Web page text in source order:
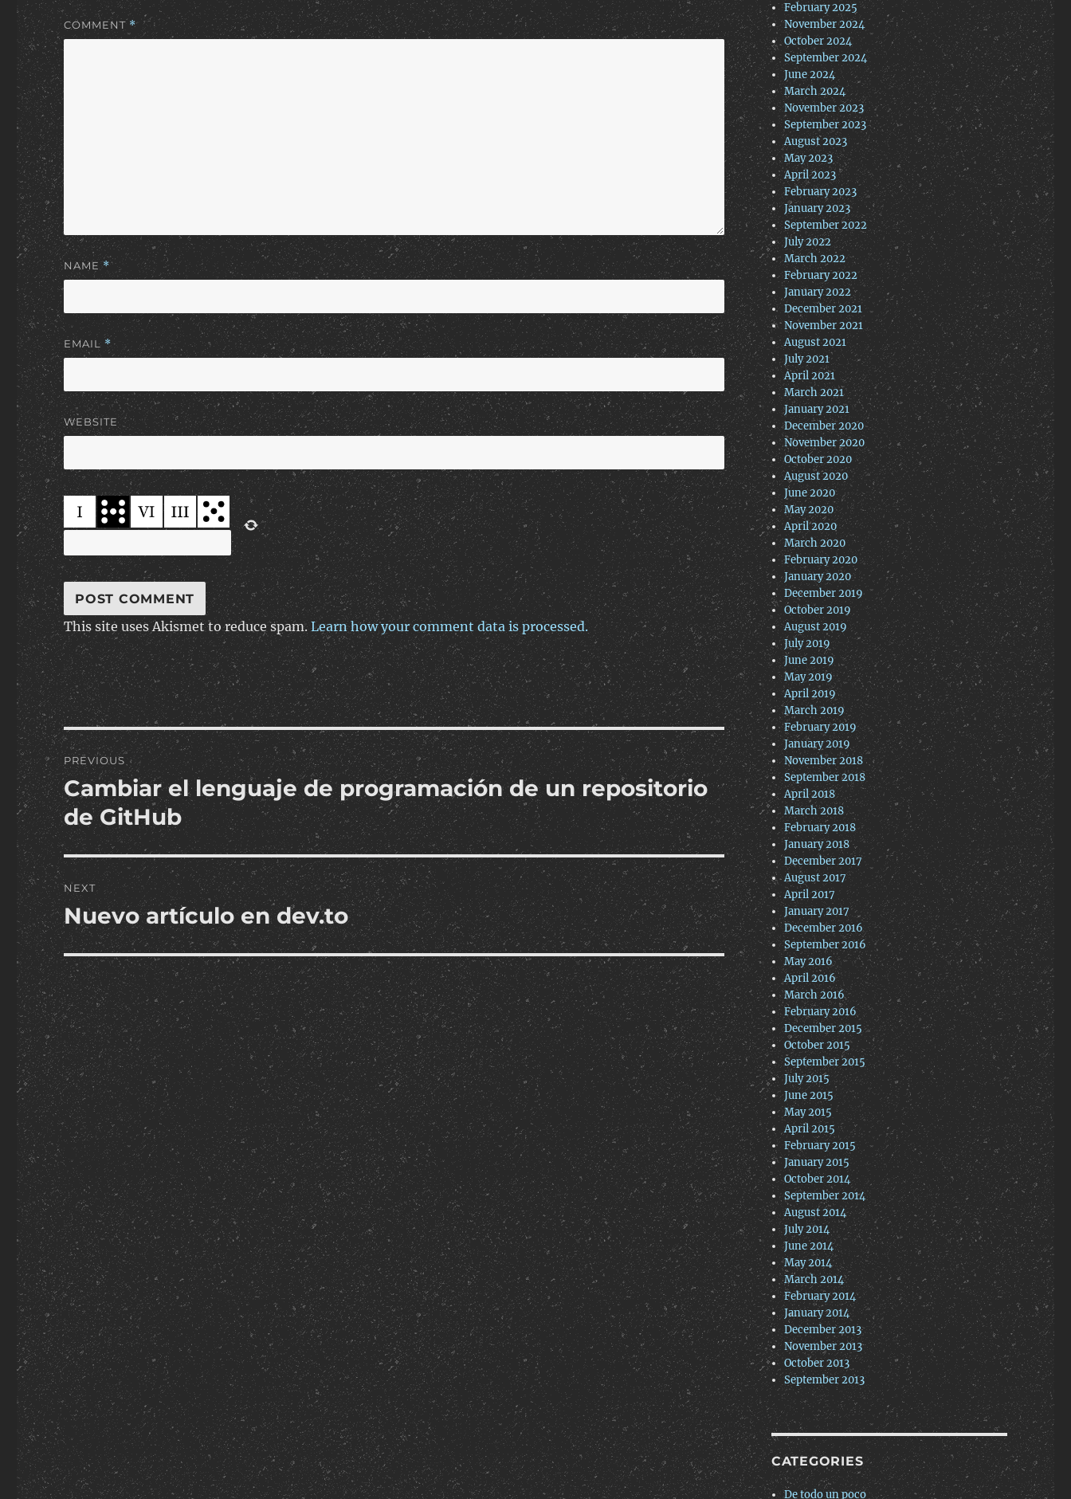
COMMENT *
NAME *
EMAIL *
WEBSITE
This site uses Akismet to reduce spam.Learn how your comment data is processed.
Post
navigation
PREVIOUS
Previous
post:
Cambiar el lenguaje de programación de un repositorio
de GitHub
NEXT
Next
post:
Nuevo artículo en dev.to
February 2025
November 2024
October 2024
September 2024
June 2024
March 2024
November 2023
September 2023
August 2023
May 2023
April 2023
February 2023
January 2023
September 2022
July 2022
March 2022
February 2022
January 2022
December 2021
November 2021
August 2021
July 2021
April 2021
March 2021
January 2021
December 2020
November 2020
October 2020
August 2020
June 2020
May 2020
April 2020
March 2020
February 2020
January 2020
December 2019
October 2019
August 2019
July 2019
June 2019
May 2019
April 2019
March 2019
February 2019
January 2019
November 2018
September 2018
April 2018
March 2018
February 2018
January 2018
December 2017
August 2017
April 2017
January 2017
December 2016
September 2016
May 2016
April 2016
March 2016
February 2016
December 2015
October 2015
September 2015
July 2015
June 2015
May 2015
April 2015
February 2015
January 2015
October 2014
September 2014
August 2014
July 2014
June 2014
May 2014
March 2014
February 2014
January 2014
December 2013
November 2013
October 2013
September 2013
CATEGORIES
De todo un poco